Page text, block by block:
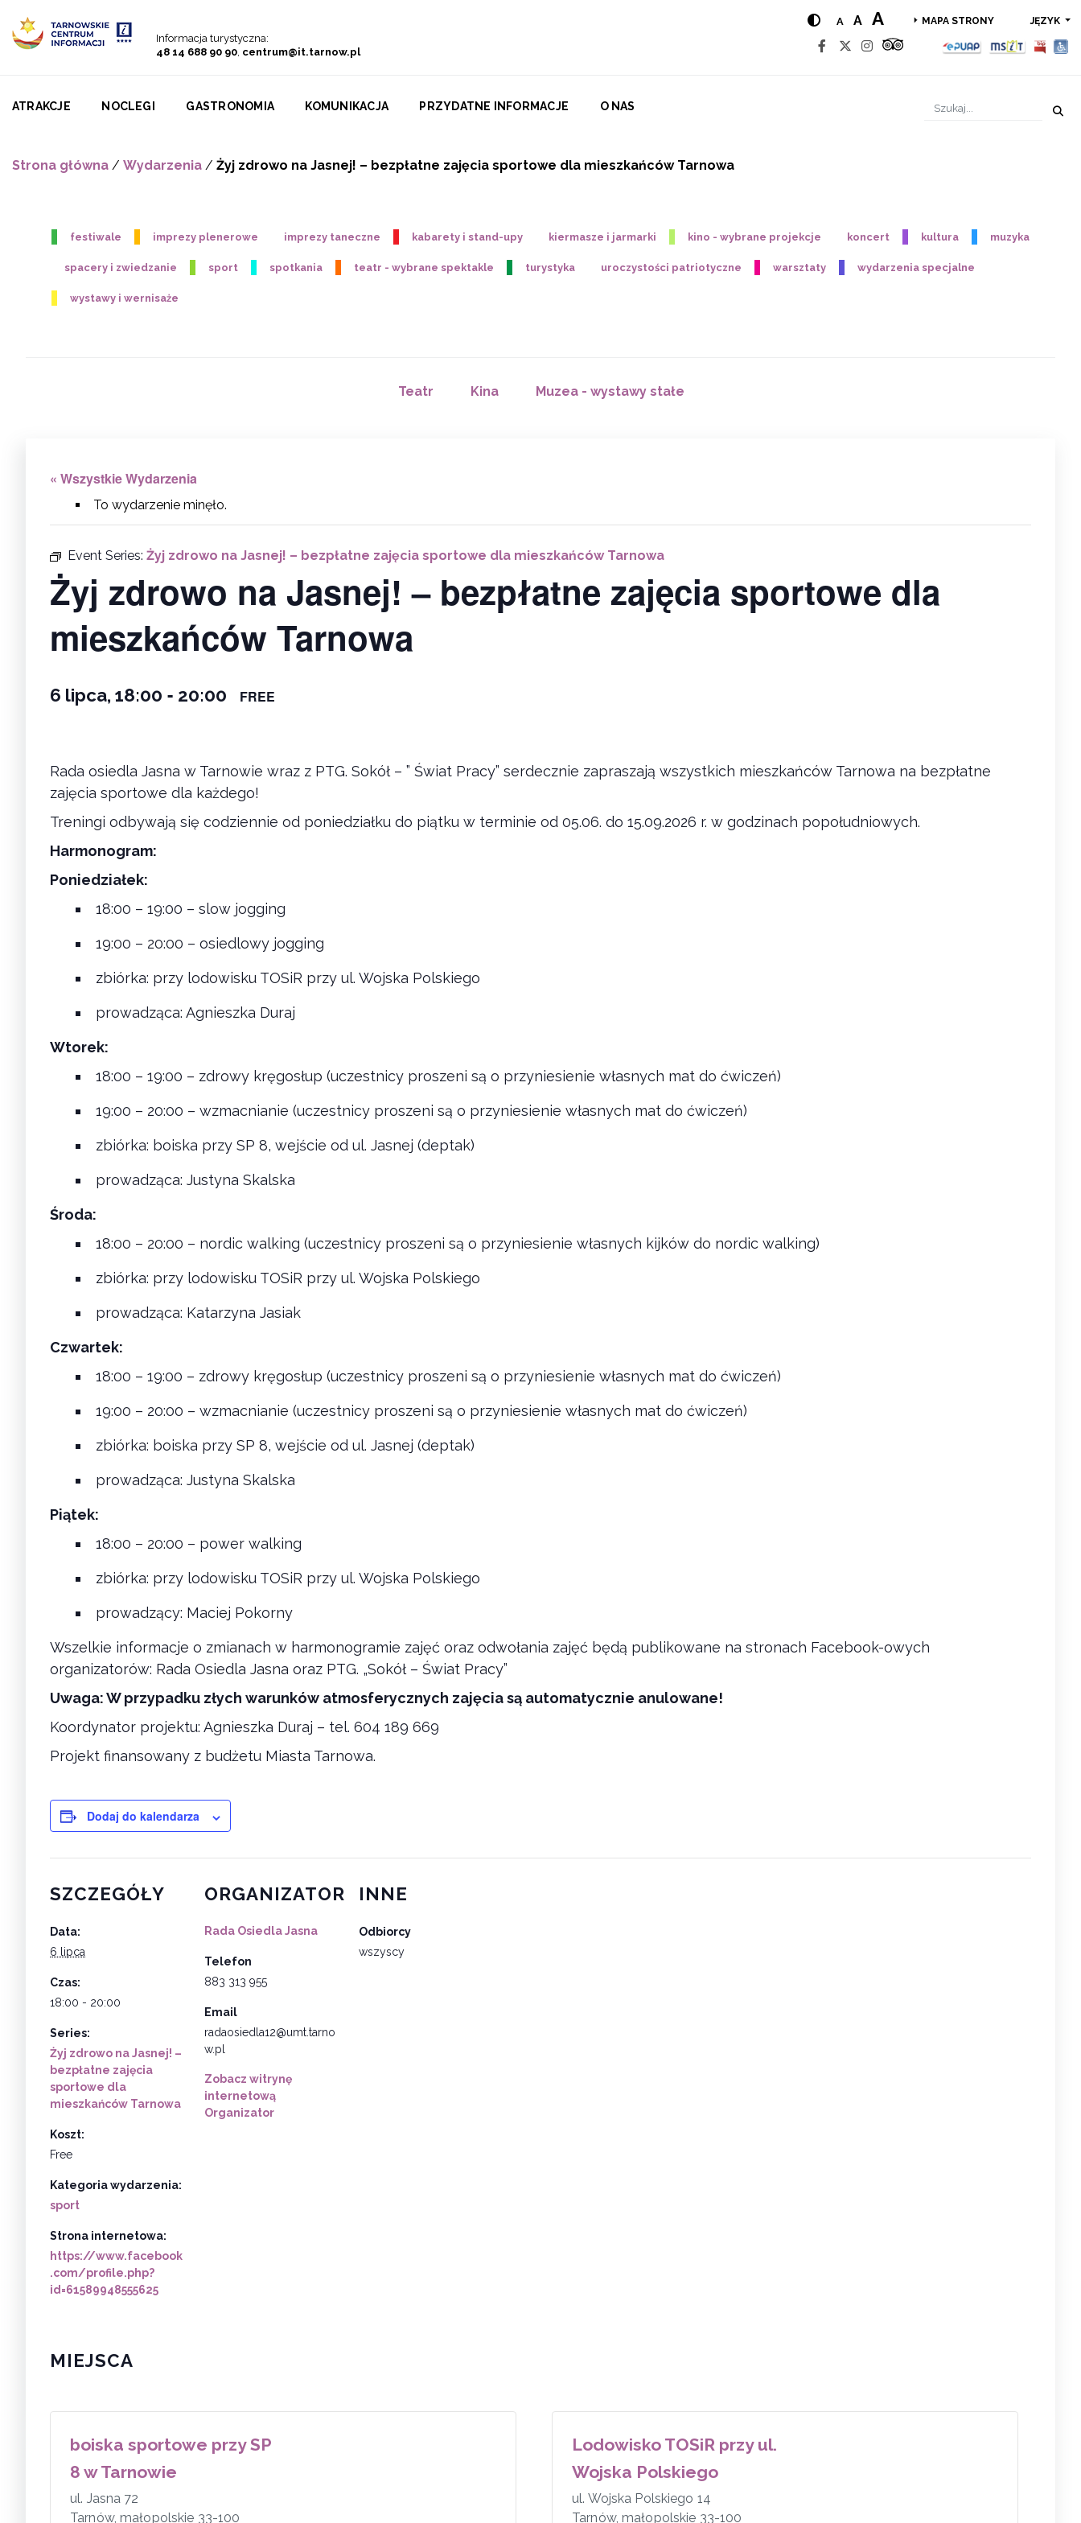
Informacja turystyczna:
48 14 688 90 90, centrum@it.tarnow.pl
A A A MAPA STRONY JĘZYK
ATRAKCJE NOCLEGI GASTRONOMIA KOMUNIKACJA PRZYDATNE INFORMACJE O NAS
Strona główna / Wydarzenia / Żyj zdrowo na Jasnej! – bezpłatne zajęcia sportowe dla mieszkańców Tarnowa
festiwale imprezy plenerowe imprezy taneczne kabarety i stand-upy kiermasze i jarmarki kino - wybrane projekcje koncert kultura muzyka
spacery i zwiedzanie sport spotkania teatr - wybrane spektakle turystyka uroczystości patriotyczne warsztaty wydarzenia specjalne
wystawy i wernisaże
Teatr Kina Muzea - wystawy stałe
« Wszystkie Wydarzenia
To wydarzenie minęło.
Event Series: Żyj zdrowo na Jasnej! – bezpłatne zajęcia sportowe dla mieszkańców Tarnowa
Żyj zdrowo na Jasnej! – bezpłatne zajęcia sportowe dla
mieszkańców Tarnowa
6 lipca, 18:00 - 20:00 FREE
Rada osiedla Jasna w Tarnowie wraz z PTG. Sokół – ” Świat Pracy” serdecznie zapraszają wszystkich mieszkańców Tarnowa na bezpłatne
zajęcia sportowe dla każdego!
Treningi odbywają się codziennie od poniedziałku do piątku w terminie od 05.06. do 15.09.2026 r. w godzinach popołudniowych.
Harmonogram:
Poniedziałek:
18:00 – 19:00 – slow jogging
19:00 – 20:00 – osiedlowy jogging
zbiórka: przy lodowisku TOSiR przy ul. Wojska Polskiego
prowadząca: Agnieszka Duraj
Wtorek:
18:00 – 19:00 – zdrowy kręgosłup (uczestnicy proszeni są o przyniesienie własnych mat do ćwiczeń)
19:00 – 20:00 – wzmacnianie (uczestnicy proszeni są o przyniesienie własnych mat do ćwiczeń)
zbiórka: boiska przy SP 8, wejście od ul. Jasnej (deptak)
prowadząca: Justyna Skalska
Środa:
18:00 – 20:00 – nordic walking (uczestnicy proszeni są o przyniesienie własnych kijków do nordic walking)
zbiórka: przy lodowisku TOSiR przy ul. Wojska Polskiego
prowadząca: Katarzyna Jasiak
Czwartek:
18:00 – 19:00 – zdrowy kręgosłup (uczestnicy proszeni są o przyniesienie własnych mat do ćwiczeń)
19:00 – 20:00 – wzmacnianie (uczestnicy proszeni są o przyniesienie własnych mat do ćwiczeń)
zbiórka: boiska przy SP 8, wejście od ul. Jasnej (deptak)
prowadząca: Justyna Skalska
Piątek:
18:00 – 20:00 – power walking
zbiórka: przy lodowisku TOSiR przy ul. Wojska Polskiego
prowadzący: Maciej Pokorny
Wszelkie informacje o zmianach w harmonogramie zajęć oraz odwołania zajęć będą publikowane na stronach Facebook-owych
organizatorów: Rada Osiedla Jasna oraz PTG. „Sokół – Świat Pracy”
Uwaga: W przypadku złych warunków atmosferycznych zajęcia są automatycznie anulowane!
Koordynator projektu: Agnieszka Duraj – tel. 604 189 669
Projekt finansowany z budżetu Miasta Tarnowa.
Dodaj do kalendarza
SZCZEGÓŁY
Data:
6 lipca
Czas:
18:00 - 20:00
Series:
Żyj zdrowo na Jasnej! –
bezpłatne zajęcia
sportowe dla
mieszkańców Tarnowa
Koszt:
Free
Kategoria wydarzenia:
sport
Strona internetowa:
https://www.facebook
.com/profile.php?
id=61589948555625
ORGANIZATOR
Rada Osiedla Jasna
Telefon
883 313 955
Email
radaosiedla12@umt.tarno
w.pl
Zobacz witrynę
internetową
Organizator
INNE
Odbiorcy
wszyscy
MIEJSCA
boiska sportowe przy SP
8 w Tarnowie
ul. Jasna 72
Tarnów, małopolskie 33-100
Lodowisko TOSiR przy ul.
Wojska Polskiego
ul. Wojska Polskiego 14
Tarnów, małopolskie 33-100